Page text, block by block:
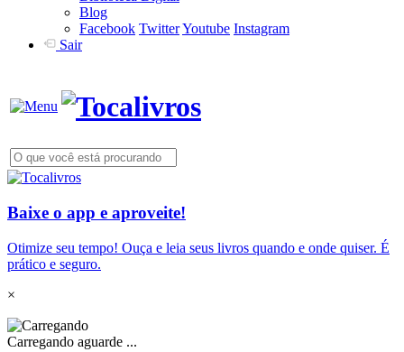
Blog
Facebook TwitterYoutube Instagram
Sair
Baixe o app e aproveite!
Otimize seu tempo! Ouça e leia seus livros quando e onde quiser. É
prático e seguro.
×
Carregando aguarde ...